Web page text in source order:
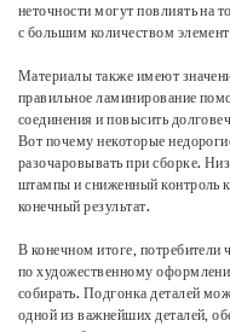
неточности могут повлиять на
с большим количеством
Материалы также имеют
правильное ламинирование
соединения и повысить
Вот почему некоторые
разочаровывать при сборке.
штампы и сниженный контроль
конечный результат.
В конечном итоге, потребители
по художественному
собирать. Подгонка деталей
одной из важнейших деталей,